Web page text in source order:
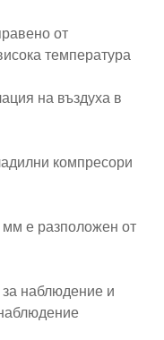
от
температура
на въздуха в
компресори
мм е разположен от
наблюдение и